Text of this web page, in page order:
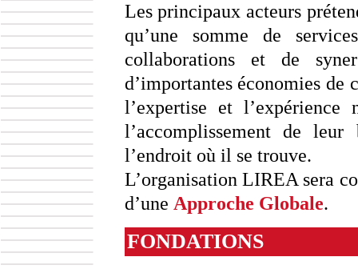
Les principaux acteurs
qu’une somme de
collaborations et de
d’importantes économies
l’expertise et l’expérience
l’accomplissement de
l’endroit où il se trouve.
L’organisation LIREA sera
d’une Approche Globale.
FONDATIONS